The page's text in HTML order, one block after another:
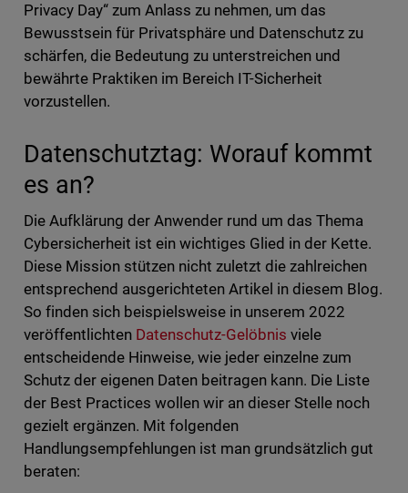
Privacy Day“ zum Anlass zu nehmen, um das
Bewusstsein für Privatsphäre und Datenschutz zu
schärfen, die Bedeutung zu unterstreichen und
bewährte Praktiken im Bereich IT-Sicherheit
vorzustellen.
Datenschutztag: Worauf kommt
es an?
Die Aufklärung der Anwender rund um das Thema
Cybersicherheit ist ein wichtiges Glied in der Kette.
Diese Mission stützen nicht zuletzt die zahlreichen
entsprechend ausgerichteten Artikel in diesem Blog.
So finden sich beispielsweise in unserem 2022
veröffentlichten Datenschutz-Gelöbnis viele
entscheidende Hinweise, wie jeder einzelne zum
Schutz der eigenen Daten beitragen kann. Die Liste
der Best Practices wollen wir an dieser Stelle noch
gezielt ergänzen. Mit folgenden
Handlungsempfehlungen ist man grundsätzlich gut
beraten: